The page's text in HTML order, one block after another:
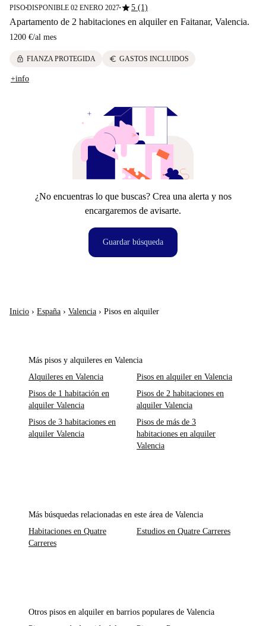
PISO■DISPONIBLE 02 ENERO 2027■star5 (1)
Apartamento de 2 habitaciones en alquiler en Faitanar, Valencia.
1200 €/al mes
lock FIANZA PROTEGIDA euro GASTOS INCLUIDOS
+info
¿No encuentras lo que buscas? Crea una alerta y nos
encargaremos de avisarte.
Guardar búsqueda
Inicio › España › Valencia › Pisos en alquiler
Más pisos y alquileres en Valencia
Alquileres en Valencia
Pisos en alquiler en Valencia
Pisos de 1 habitación en
alquiler Valencia
Pisos de 2 habitaciones en
alquiler Valencia
Pisos de 3 habitaciones en
alquiler Valencia
Pisos de más de 3
habitaciones en alquiler
Valencia
Más búsquedas relacionadas en este área de Valencia
Habitaciones en Quatre
Carreres
Estudios en Quatre Carreres
Otros pisos en alquiler en barrios populares de Valencia